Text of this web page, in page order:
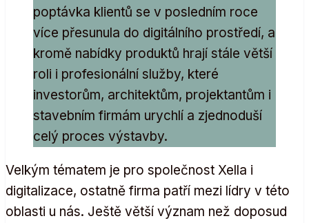
poptávka klientů se v posledním roce
více přesunula do digitálního prostředí, a
kromě nabídky produktů hrají stále větší
roli i profesionální služby, které
investorům, architektům, projektantům i
stavebním firmám urychlí a zjednoduší
celý proces výstavby.
Velkým tématem je pro společnost Xella i
digitalizace, ostatně firma patří mezi lídry v této
oblasti u nás. Ještě větší význam než doposud